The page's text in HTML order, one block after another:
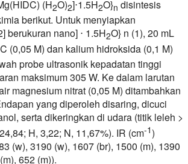
(H2O)2]⋅1.5H2O}n disintesis
berikut. Untuk menyiapkan
berukuran nano] ⋅ 1.5H2O} n (1), 20 mL
(0,05 M) dan kalium hidroksida (0,1 M)
probe ultrasonik kepadatan tinggi
maksimum 305 W. Ke dalam larutan
magnesium nitrat (0,05 M) ditambahkan
yang diperoleh disaring, dicuci
serta dikeringkan di udara (titik leleh >
H, 3,22; N, 11,67%). IR (cm-1)
(w), 3190 (w), 1607 (br), 1500 (m), 1390
652 (m)).